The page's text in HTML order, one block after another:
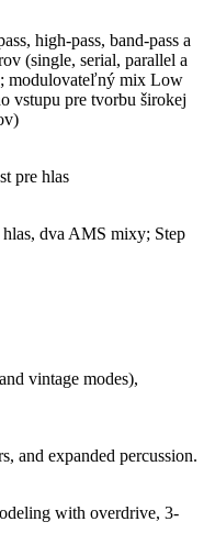
high-pass, band-pass a
(single, serial, parallel a
modulovateľný mix Low
vstupu pre tvorbu širokej
pre hlas
dva AMS mixy; Step
vintage modes),
and expanded percussion.
with overdrive, 3-